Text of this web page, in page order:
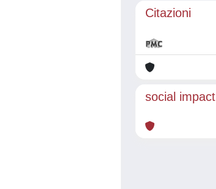
Citazioni
social impact